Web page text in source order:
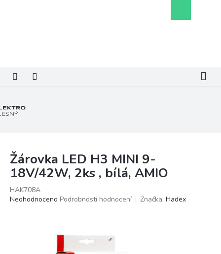
košík
Žárovka LED H3 MINI 9-
18V/42W, 2ks , bílá, AMIO
HAK708A
Průměrné
Neohodnoceno Podrobnosti hodnocení Značka: Hadex